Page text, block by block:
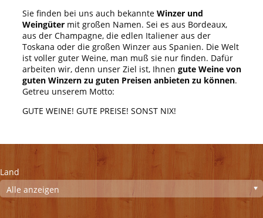
Sie finden bei uns auch bekannte Winzer und
Weingütermit großen Namen. Sei es aus Bordeaux,
aus der Champagne, die edlen Italiener aus der
Toskana oder die großen Winzer aus Spanien. Die Welt
ist voller guter Weine, man muß sie nur finden. Dafür
arbeiten wir, denn unser Ziel ist, Ihnen gute Weine von
guten Winzern zu guten Preisen anbieten zu können.
Getreu unserem Motto:
GUTE WEINE! GUTE PREISE! SONST NIX!
Land